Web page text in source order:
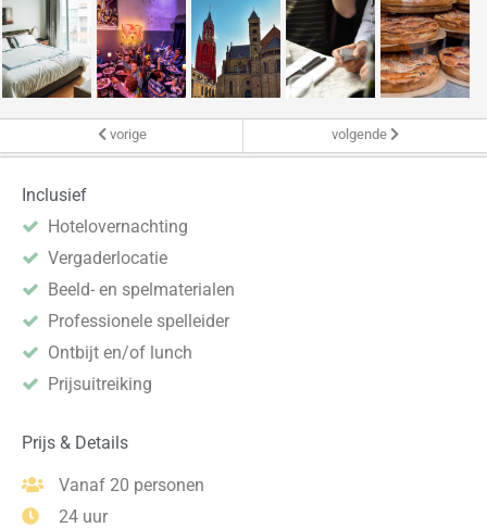
vorige volgende
Inclusief
Hotelovernachting
Vergaderlocatie
Beeld- en spelmaterialen
Professionele spelleider
Ontbijt en/of lunch
Prijsuitreiking
Prijs & Details
Vanaf 20 personen
24 uur